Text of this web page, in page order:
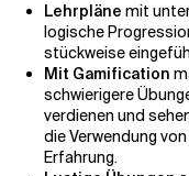
Lehrpläne mit
logische
stückweise
Mit Gamification
schwierigere
verdienen und
die Verwendung
Erfahrung.